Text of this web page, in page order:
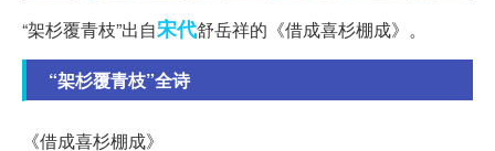
“架杉覆青枝”出自宋代舒岳祥的《借成喜杉棚成》。
“架杉覆青枝”全诗
《借成喜杉棚成》